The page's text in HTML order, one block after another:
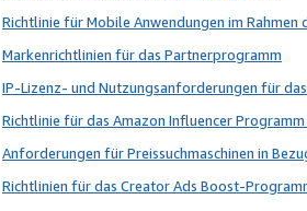
Richtlinie für Mobile Anwendungen im Rahmen
Markenrichtlinien für das Partnerprogramm
IP-Lizenz- und Nutzungsanforderungen für
Richtlinie für das Amazon Influencer
Anforderungen für Preissuchmaschinen in
Richtlinien für das Creator Ads Boost-